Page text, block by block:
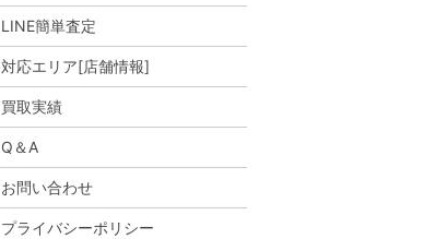
LINE簡単査定
対応エリア[店舗情報]
買取実績
Q＆A
お問い合わせ
プライバシーポリシー